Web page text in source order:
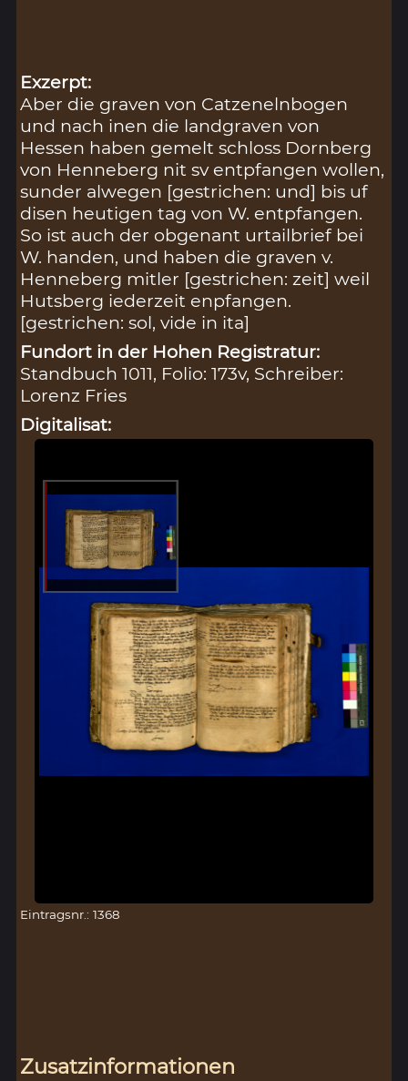
Exzerpt:
Aber die graven von Catzenelnbogen
und nach inen die landgraven von
Hessen haben gemelt schloss Dornberg
von Henneberg nit sv entpfangen wollen,
sunder alwegen [gestrichen: und] bis uf
disen heutigen tag von W. entpfangen.
So ist auch der obgenant urtailbrief bei
W. handen, und haben die graven v.
Henneberg mitler [gestrichen: zeit] weil
Hutsberg iederzeit enpfangen.
[gestrichen: sol, vide in ita]
Fundort in der Hohen Registratur:
Standbuch 1011, Folio: 173v, Schreiber:
Lorenz Fries
Digitalisat:
Eintragsnr.: 1368
Zusatzinformationen